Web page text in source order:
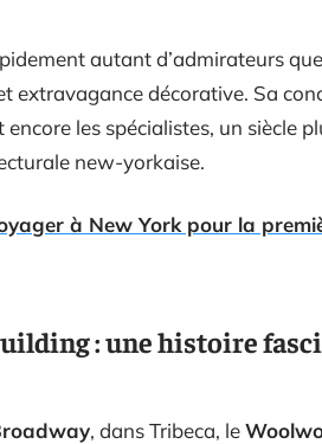
autant d’admirateurs
extravagance décorative. Sa
les spécialistes, un siècle
new-yorkaise.
à New York pour la
: une histoire
, dans Tribeca, le